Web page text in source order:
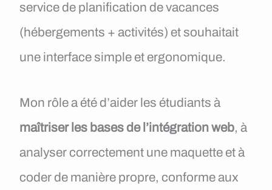
service de planification de vacances
(hébergements + activités) et souhaitait
une interface simple et ergonomique.
Mon rôle a été d’aider les étudiants à
maîtriser les bases de l’intégration web, à
analyser correctement une maquette et à
coder de manière propre, conforme aux